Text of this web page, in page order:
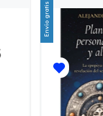
Envío gratis